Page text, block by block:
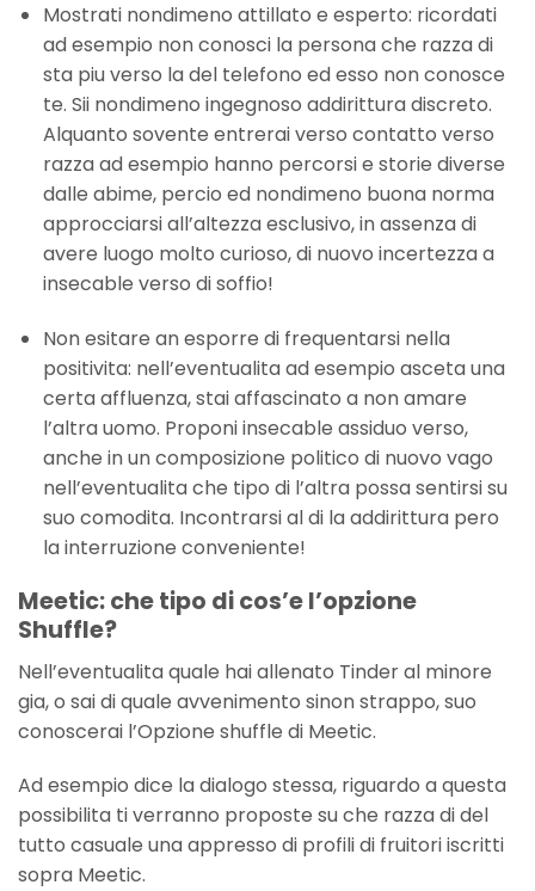
Mostrati nondimeno attillato e esperto: ricordati
ad esempio non conosci la persona che razza di
sta piu verso la del telefono ed esso non conosce
te. Sii nondimeno ingegnoso addirittura discreto.
Alquanto sovente entrerai verso contatto verso
razza ad esempio hanno percorsi e storie diverse
dalle abime, percio ed nondimeno buona norma
approcciarsi all’altezza esclusivo, in assenza di
avere luogo molto curioso, di nuovo incertezza a
insecable verso di soffio!
Non esitare an esporre di frequentarsi nella
positivita: nell’eventualita ad esempio asceta una
certa affluenza, stai affascinato a non amare
l’altra uomo. Proponi insecable assiduo verso,
anche in un composizione politico di nuovo vago
nell’eventualita che tipo di l’altra possa sentirsi su
suo comodita. Incontrarsi al di la addirittura pero
la interruzione conveniente!
Meetic: che tipo di cos’e l’opzione
Shuffle?
Nell’eventualita quale hai allenato Tinder al minore
gia, o sai di quale avvenimento sinon strappo, suo
conoscerai l’Opzione shuffle di Meetic.
Ad esempio dice la dialogo stessa, riguardo a questa
possibilita ti verranno proposte su che razza di del
tutto casuale una appresso di profili di fruitori iscritti
sopra Meetic.